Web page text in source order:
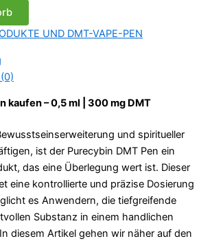
UND DMT-VAPE-PEN
kaufen – 0,5 ml | 300 mg DMT
und spiritueller
ist der Purecybin DMT Pen ein
das eine Überlegung wert ist. Dieser
eine kontrollierte und präzise Dosierung
es Anwendern, die tiefgreifende
Substanz in einem handlichen
diesem Artikel gehen wir näher auf den